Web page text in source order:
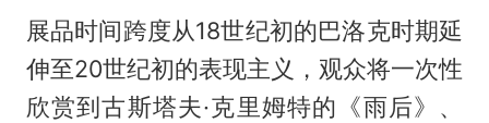
展品时间跨度从18世纪初的巴洛克时期延
伸至20世纪初的表现主义，观众将一次性
欣赏到古斯塔夫·克里姆特的《雨后》、